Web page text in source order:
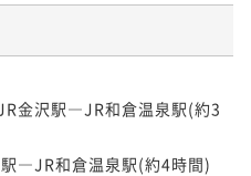
金沢駅―JR和倉温泉駅(約3
―JR和倉温泉駅(約4時間)